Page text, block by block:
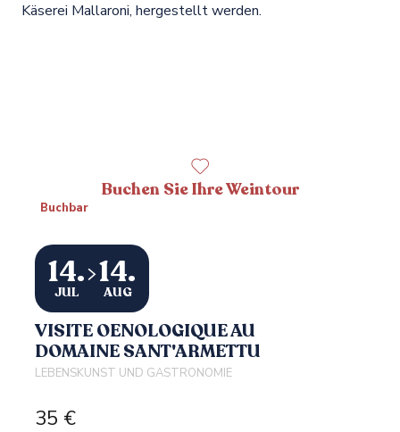
Käserei Mallaroni, hergestellt werden.
Buchen Sie Ihre Weintour
14.
JUL
14.
AUG
VISITE OENOLOGIQUE AU
DOMAINE SANT'ARMETTU
LEBENSKUNST UND GASTRONOMIE
35 €
Buchbar